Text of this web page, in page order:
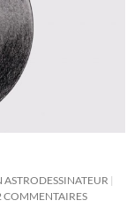
ASTRODESSINATEUR
COMMENTAIRES